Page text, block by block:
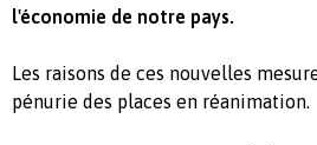
l'économie de notre pays.
Les raisons de ces nouvelles
pénurie des places en réanimation.